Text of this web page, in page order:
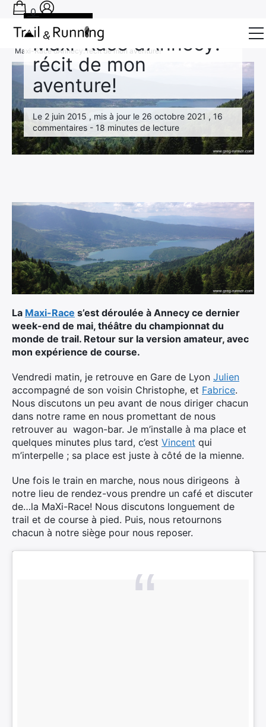
Trails & Ultra
Maxi-Race d’Annecy:
récit de mon
aventure!
Le 2 juin 2015 , mis à jour le 26 octobre 2021 , 16
commentaires - 18 minutes de lecture
Récits de Course
Maxi-Race d’Annecy: récit de mon aventure!
La Maxi-Race s’est déroulée à Annecy ce dernier
week-end de mai, théâtre du championnat du
monde de trail. Retour sur la version amateur, avec
mon expérience de course.
Vendredi matin, je retrouve en Gare de Lyon Julien
accompagné de son voisin Christophe, et Fabrice.
Nous discutons un peu avant de nous diriger chacun
dans notre rame en nous promettant de nous
retrouver au wagon-bar. Je m’installe à ma place et
quelques minutes plus tard, c’est Vincent qui
m’interpelle ; sa place est juste à côté de la mienne.
Une fois le train en marche, nous nous dirigeons à
notre lieu de rendez-vous prendre un café et discuter
de…la MaXi-Race! Nous discutons longuement de
trail et de course à pied. Puis, nous retournons
chacun à notre siège pour nous reposer.
0
Conseils
Récits de course
Ultra Trail de Mon Jardin
Grand Tour du Bassin d’Arcachon
Tests
Bons plans